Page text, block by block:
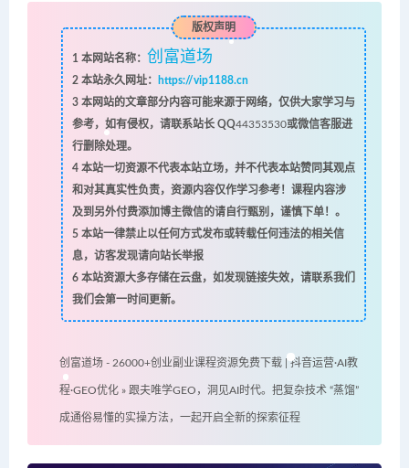
版权声明
1 本网站名称： 创富道场
2本站永久网址：
https://vip1188.cn
3本网站的文章部分内容可能来源于网络，仅供大家学习与
参考，如有侵权，请联系站长 QQ44353530或微信客服进
行删除处理。
4本站一切资源不代表本站立场，并不代表本站赞同其观点
和对其真实性负责，资源内容仅作学习参考！课程内容涉
及到另外付费添加博主微信的请自行甄别，谨慎下单！。
5本站一律禁止以任何方式发布或转载任何违法的相关信
息，访客发现请向站长举报
6本站资源大多存储在云盘，如发现链接失效，请联系我们
我们会第一时间更新。
创富道场 - 26000+创业副业课程资源免费下载 | 抖音运营·AI教
程·GEO优化 » 跟夫唯学GEO，洞见AI时代。把复杂技术 “蒸馏”
成通俗易懂的实操方法，一起开启全新的探索征程